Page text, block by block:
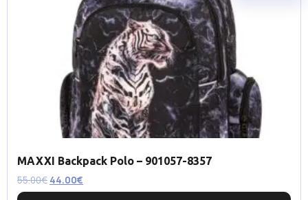
MAXXI Backpack Polo – 901057-8357
55.00€ 44.00€